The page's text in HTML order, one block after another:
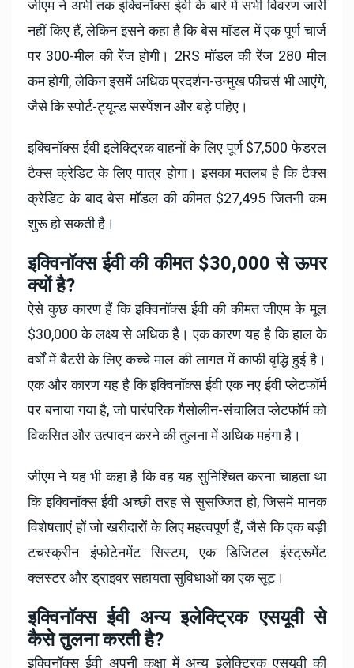
जीएम ने अभी तक इक्विनॉक्स ईवी के बारे में सभी विवरण जारी
नहीं किए हैं, लेकिन इसने कहा है कि बेस मॉडल में एक पूर्ण चार्ज
पर 300-मील की रेंज होगी। 2RS मॉडल की रेंज 280 मील
कम होगी, लेकिन इसमें अधिक प्रदर्शन-उन्मुख फीचर्स भी आएंगे,
जैसे कि स्पोर्ट-ट्यून्ड सस्पेंशन और बड़े पहिए।
इक्विनॉक्स ईवी इलेक्ट्रिक वाहनों के लिए पूर्ण $7,500 फेडरल
टैक्स क्रेडिट के लिए पात्र होगा। इसका मतलब है कि टैक्स
क्रेडिट के बाद बेस मॉडल की कीमत $27,495 जितनी कम
शुरू हो सकती है।
इक्विनॉक्स ईवी की कीमत $30,000 से ऊपर
क्यों है?
ऐसे कुछ कारण हैं कि इक्विनॉक्स ईवी की कीमत जीएम के मूल
$30,000 के लक्ष्य से अधिक है। एक कारण यह है कि हाल के
वर्षों में बैटरी के लिए कच्चे माल की लागत में काफी वृद्धि हुई है।
एक और कारण यह है कि इक्विनॉक्स ईवी एक नए ईवी प्लेटफॉर्म
पर बनाया गया है, जो पारंपरिक गैसोलीन-संचालित प्लेटफॉर्म को
विकसित और उत्पादन करने की तुलना में अधिक महंगा है।
जीएम ने यह भी कहा है कि वह यह सुनिश्चित करना चाहता था
कि इक्विनॉक्स ईवी अच्छी तरह से सुसज्जित हो, जिसमें मानक
विशेषताएं हों जो खरीदारों के लिए महत्वपूर्ण हैं, जैसे कि एक बड़ी
टचस्क्रीन इंफोटेनमेंट सिस्टम, एक डिजिटल इंस्ट्रूमेंट
क्लस्टर और ड्राइवर सहायता सुविधाओं का एक सूट।
इक्विनॉक्स ईवी अन्य इलेक्ट्रिक एसयूवी से
कैसे तुलना करती है?
इक्विनॉक्स ईवी अपनी कक्षा में अन्य इलेक्ट्रिक एसयूवी की